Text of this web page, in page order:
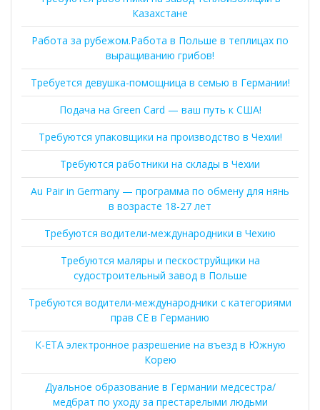
Казахстане
Работа за рубежом.Работа в Польше в теплицах по
выращиванию грибов!
Требуется девушка-помощница в семью в Германии!
Подача на Green Card — ваш путь к США!
Требуются упаковщики на производство в Чехии!
Требуются работники на склады в Чехии
Au Pair in Germany — программа по обмену для нянь
в возрасте 18-27 лет
Требуются водители-международники в Чехию
Требуются маляры и пескоструйщики на
судостроительный завод в Польше
Требуются водители-международники с категориями
прав CE в Германию
К-ЕТА электронное разрешение на въезд в Южную
Корею
Дуальное образование в Германии медсестра/
медбрат по уходу за престарелыми людьми